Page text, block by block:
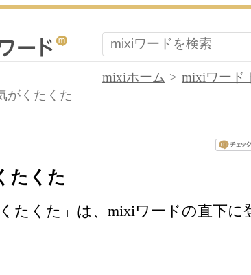
mixiホーム
mixiワード
がくたくた
たくた
くたくた」は、mixiワードの直下に